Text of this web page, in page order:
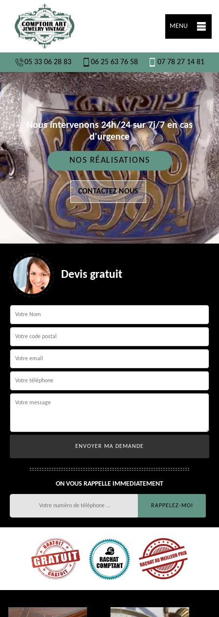
MENU
05 33 06 28 83 06 25 63 76 58 07 78 27 14 81
Nous intervenons 24h/24 sur 7j/7 en cas
d'urgence
NOS RÉALISATIONS
CONTACTEZ NOUS
Devis gratuit
ON VOUS RAPPELLE IMMEDIATEMENT